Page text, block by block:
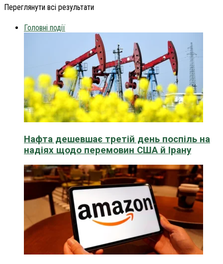
Переглянути всі результати
Головні події
Нафта дешевшає третій день поспіль на
надіях щодо перемовин США й Ірану